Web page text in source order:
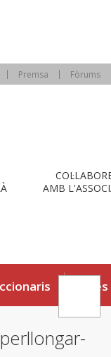
Premsa Fòrums
AMB
Eines